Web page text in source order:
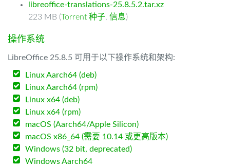
libreoffice-translations-25.8.5.2.tar.xz
223 MB (Torrent 种子, 信息)
操作系统
LibreOffice 25.8.5 可用于以下操作系统和架构:
Linux Aarch64 (deb)
Linux Aarch64 (rpm)
Linux x64 (deb)
Linux x64 (rpm)
macOS (Aarch64/Apple Silicon)
macOS x86_64 (需要 10.14 或更高版本)
Windows (32 bit, deprecated)
Windows Aarch64